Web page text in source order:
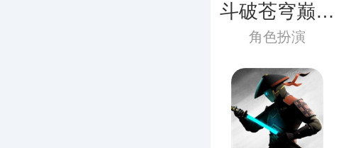
斗破苍穹巅峰
对决免费下载
角色扮演